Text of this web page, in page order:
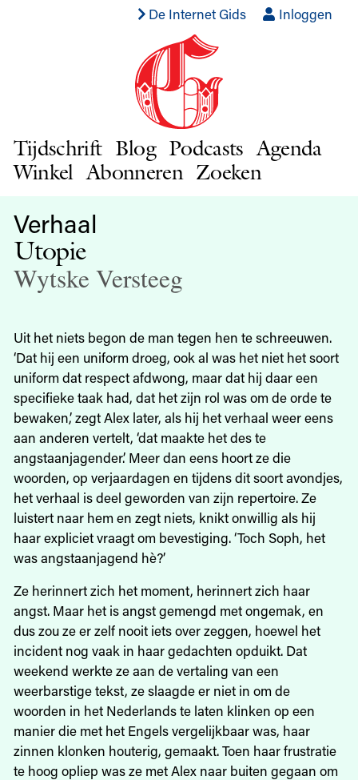
De Internet Gids Inloggen
Tijdschrift Blog Podcasts Agenda
Winkel Abonneren Zoeken
Verhaal
Utopie
Wytske Versteeg
Uit het niets begon de man tegen hen te schreeuwen.
‘Dat hij een uniform droeg, ook al was het niet het soort
uniform dat respect afdwong, maar dat hij daar een
specifieke taak had, dat het zijn rol was om de orde te
bewaken,’ zegt Alex later, als hij het verhaal weer eens
aan anderen vertelt, ‘dat maakte het des te
angstaanjagender.’ Meer dan eens hoort ze die
woorden, op verjaardagen en tijdens dit soort avondjes,
het verhaal is deel geworden van zijn repertoire. Ze
luistert naar hem en zegt niets, knikt onwillig als hij
haar expliciet vraagt om bevestiging. ‘Toch Soph, het
was angstaanjagend hè?’
Ze herinnert zich het moment, herinnert zich haar
angst. Maar het is angst gemengd met ongemak, en
dus zou ze er zelf nooit iets over zeggen, hoewel het
incident nog vaak in haar gedachten opduikt. Dat
weekend werkte ze aan de vertaling van een
weerbarstige tekst, ze slaagde er niet in om de
woorden in het Nederlands te laten klinken op een
manier die met het Engels vergelijkbaar was, haar
zinnen klonken houterig, gemaakt. Toen haar frustratie
te hoog opliep was ze met Alex naar buiten gegaan om